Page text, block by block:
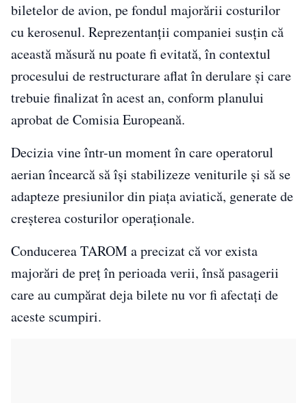
biletelor de avion, pe fondul majorării costurilor
cu kerosenul. Reprezentanții companiei susțin că
această măsură nu poate fi evitată, în contextul
procesului de restructurare aflat în derulare și care
trebuie finalizat în acest an, conform planului
aprobat de Comisia Europeană.
Decizia vine într-un moment în care operatorul
aerian încearcă să își stabilizeze veniturile și să se
adapteze presiunilor din piața aviatică, generate de
creșterea costurilor operaționale.
Conducerea TAROM a precizat că vor exista
majorări de preț în perioada verii, însă pasagerii
care au cumpărat deja bilete nu vor fi afectați de
aceste scumpiri.